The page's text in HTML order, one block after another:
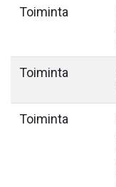
Toiminta
Toiminta
Toiminta